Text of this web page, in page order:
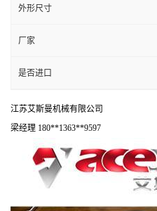
外形尺寸
厂家
是否进口
江苏艾斯曼机械有限公司
梁经理 180**1363**9597